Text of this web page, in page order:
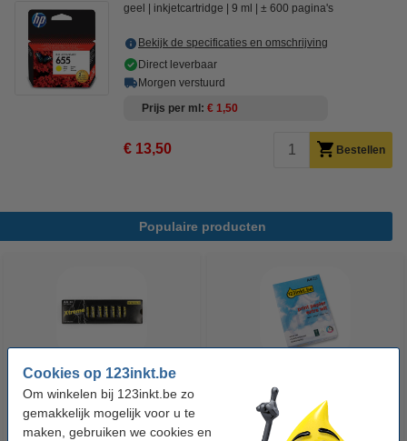
Cookies op 123inkt.be
Om winkelen bij 123inkt.be zo
gemakkelijk mogelijk voor u te
maken, gebruiken we cookies en
geel inkjetcartridge 9 ml ± 600 pagina's
Bekijk de specificaties en omschrijving
Direct leverbaar
Morgen verstuurd
Prijs per ml € 1,50
€ 13,50 Bestellen
Populaire producten
123accu Xtreme Power MN1500
Penlite AA batterij 24 stuks
123inkt kopieerpapier 1 pak van
500 vellen A4 - 80 g/m²